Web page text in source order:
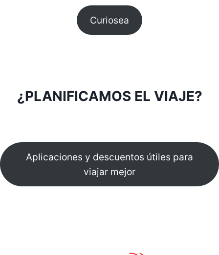
Curiosea
¿PLANIFICAMOS EL VIAJE?
Aplicaciones y descuentos útiles para
viajar mejor